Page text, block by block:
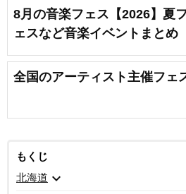
8月の音楽フェス【2026】夏
ェスなど音楽イベントまとめ
全国のアーティスト主催フェ
もくじ
北海道 expand_more